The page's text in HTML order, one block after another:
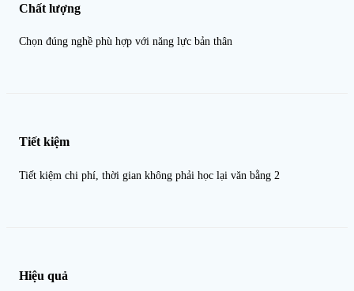
Chất lượng
Chọn đúng nghề phù hợp với năng lực bản thân
Tiết kiệm
Tiết kiệm chi phí, thời gian không phải học lại văn bằng 2
Hiệu quả